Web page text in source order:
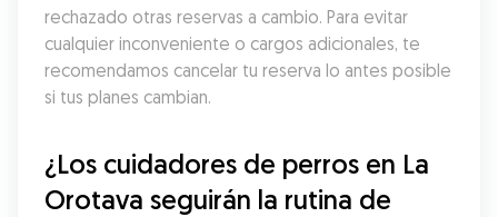
rechazado otras reservas a cambio. Para evitar
cualquier inconveniente o cargos adicionales, te
recomendamos cancelar tu reserva lo antes posible
si tus planes cambian.
¿Los cuidadores de perros en La
Orotava seguirán la rutina de